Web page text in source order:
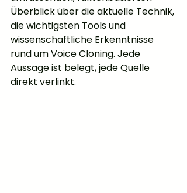
Überblick über die aktuelle Technik,
die wichtigsten Tools und
wissenschaftliche Erkenntnisse
rund um Voice Cloning. Jede
Aussage ist belegt, jede Quelle
direkt verlinkt.